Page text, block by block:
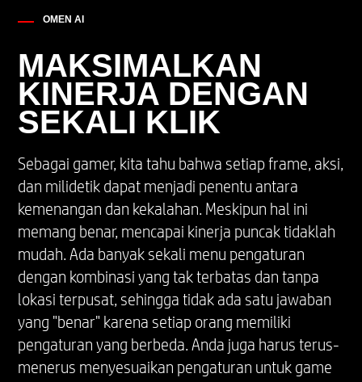
OMEN AI
MAKSIMALKAN
KINERJA DENGAN
SEKALI KLIK
Sebagai gamer, kita tahu bahwa setiap frame, aksi,
dan milidetik dapat menjadi penentu antara
kemenangan dan kekalahan. Meskipun hal ini
memang benar, mencapai kinerja puncak tidaklah
mudah. Ada banyak sekali menu pengaturan
dengan kombinasi yang tak terbatas dan tanpa
lokasi terpusat, sehingga tidak ada satu jawaban
yang "benar" karena setiap orang memiliki
pengaturan yang berbeda. Anda juga harus terus-
menerus menyesuaikan pengaturan untuk game